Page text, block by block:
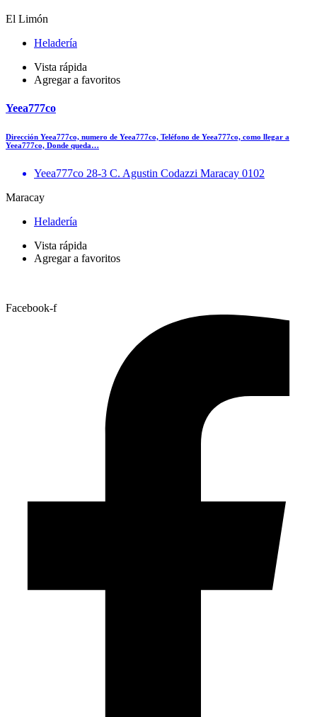
El Limón
Heladería
Vista rápida
Agregar a favoritos
Yeea777co
Dirección Yeea777co, numero de Yeea777co, Teléfono de Yeea777co, como llegar a
Yeea777co, Donde queda…
Yeea777co 28-3 C. Agustin Codazzi Maracay 0102
Maracay
Heladería
Vista rápida
Agregar a favoritos
Facebook-f